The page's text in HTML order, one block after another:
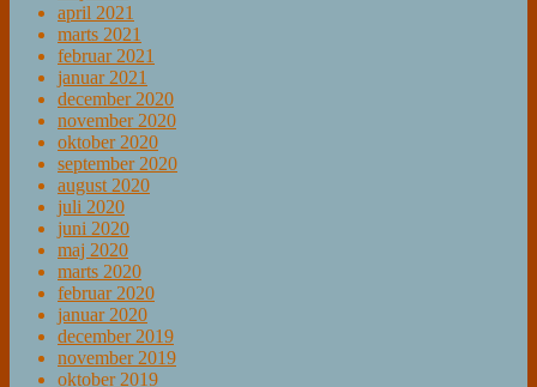
april 2021
marts 2021
februar 2021
januar 2021
december 2020
november 2020
oktober 2020
september 2020
august 2020
juli 2020
juni 2020
maj 2020
marts 2020
februar 2020
januar 2020
december 2019
november 2019
oktober 2019